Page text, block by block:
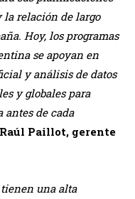
la relación de largo
Hoy, los programas
se apoyan en
y análisis de datos
y globales para
de cada
Raúl Paillot, gerente
una alta